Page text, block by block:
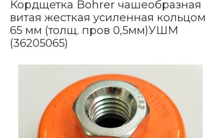
Кордщетка Bohrer чашеобразная
витая жесткая усиленная кольцом
65 мм (толщ. пров 0,5мм)УШМ
(36205065)